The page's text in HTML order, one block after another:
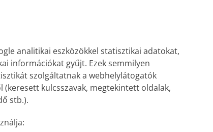
analitikai eszközökkel statisztikai adatokat,
információkat gyűjt. Ezek semmilyen
szolgáltatnak a webhelylátogatók
kulcsszavak, megtekintett oldalak,
stb.).